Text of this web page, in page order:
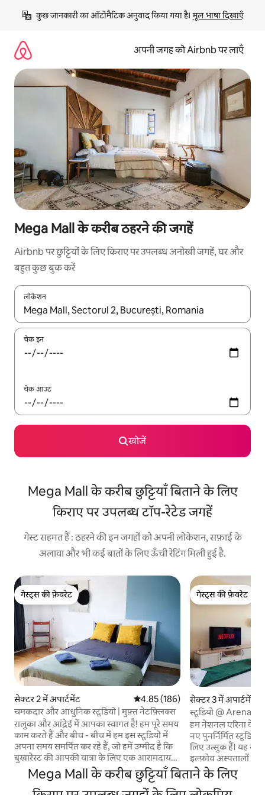
छोड़कर
कॉन्टेंट
कुछ जानकारी का ऑटोमैटिक अनुवाद किया गया है। मूल भाषा दिखाएँ
अपनी जगह को Airbnb पर लाएँ
Mega Mall के करीब ठहरने की जगहें
Airbnb पर छुट्टियों के लिए किराए पर उपलब्ध अनोखी जगहें, घर और
बहुत कुछ बुक करें
लोकेशन
नतीजों के उपलब्ध होने पर, अप और डाउन 'ऐरो की' का इस्तेमाल करके नेविगेट
चेक इन
चेक आउट
खोजें
Mega Mall के करीब छुट्टियाँ बिताने के लिए
किराए पर उपलब्ध टॉप-रेटेड जगहें
गेस्ट सहमत हैं : ठहरने की इन जगहों को अपनी लोकेशन, सफ़ाई के
अलावा और भी कई बातों के लिए ऊँची रेटिंग मिली हुई है.
गेस्ट्स की फ़ेवरेट
गेस्ट्स की फ़ेवरेट
सेक्टर 2 में अपार्टमेंट औसत रेटिंग 5 में से 4.85, 186 समीक्षाएँ
4.85 (186)
चमकदार और आधुनिक स्टूडियो | मुफ़्त नेटफ़्लिक्स
रालुका और आंद्रेई में आपका स्वागत है! हम पूरे समय
काम करते हैं और बीच - बीच में हम इस स्टूडियो में
अपना समय समर्पित कर रहे हैं, जो हमें उम्मीद है कि
बुखारेस्ट की आपकी यात्रा के लिए एक आरामदायक
और सुखद प्रवास होगा। हमें उम्मीद है कि आप मुफ़्त
नेटफ़्लिक्स, पूरी तरह से सुसज्जित किचन, एक साफ़
- सुथरा सौंदर्य और आस - पास की हर ज़रूरी चीज़ के
गेस्ट्स की फ़ेवरेट
गेस्ट्स की फ़ेवरेट
सेक्टर 3 में अपार्टमेंट
स्टूडियो @ Arena
हम नेशनल एरिना के
नए पुनर्निर्मित
लिए उत्सुक हैं। यह
इल्फ़ोव अस्पतालों से
और IOR पार्क और
का बाकी हिस्सा
स्टेशन और मुंसी मेट्रो
Mega Mall के करीब छुट्टियाँ बिताने के लिए